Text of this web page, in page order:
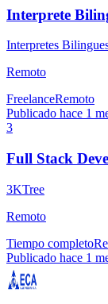
Interprete
Interpretes
Remoto
FreelanceRemoto
Publicado hace 1
3
Full Stack
3KTree
Remoto
Tiempo completo
Publicado hace 1